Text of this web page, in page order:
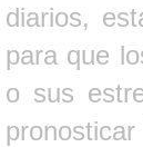
diarios,
para que
o sus